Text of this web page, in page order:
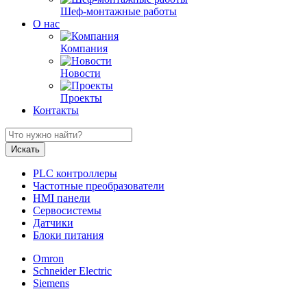
Шеф-монтажные работы
О нас
Компания
Новости
Проекты
Контакты
PLC контроллеры
Частотные преобразователи
HMI панели
Сервосистемы
Датчики
Блоки питания
Omron
Schneider Electric
Siemens